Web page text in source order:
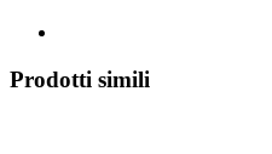
Prodotti simili